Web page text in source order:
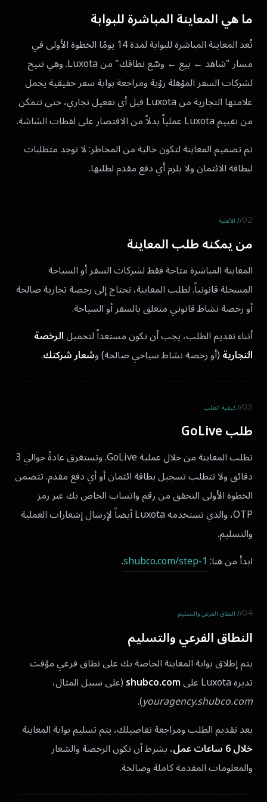
ما هي المعاينة المباشرة للبوابة
تُعد المعاينة المباشرة للبوابة لمدة 14 يومًا الخطوة الأولى في
مسار "شاهد ← بيع ← وسّع نطاقك" من Luxota. وهي تتيح
لشركات السفر المؤهلة رؤية ومراجعة بوابة سفر حقيقية يحمل
علامتها التجارية من Luxota قبل أي تفعيل تجاري، حتى تتمكن
من تقييم Luxota عملياً بدلاً من الاقتصار على لقطات الشاشة.
تم تصميم المعاينة لتكون خالية من المخاطر: لا توجد متطلبات
لبطاقة الائتمان ولا يلزم أي دفع مقدم لطلبها.
02// الأهلية
من يمكنه طلب المعاينة
المعاينة المباشرة متاحة فقط لشركات السفر أو السياحة
المسجلة قانونياً. لطلب المعاينة، تحتاج إلى رخصة تجارية صالحة
أو رخصة نشاط قانوني متعلق بالسفر أو السياحة.
أثناء تقديم الطلب، يجب أن تكون مستعداً لتحميلالرخصة
التجارية(أو رخصة نشاط سياحي صالحة) وشعار شركتك.
03// كيفية الطلب
طلب GoLive
تطلب المعاينة من خلال عملية GoLive. وتستغرق عادةً حوالي 3
دقائق ولا تتطلب تسجيل بطاقة ائتمان أو أي دفع مقدم. تتضمن
الخطوة الأولى التحقق من رقم واتساب الخاص بك عبر رمز
OTP، والذي تستخدمه Luxota أيضاً لإرسال إشعارات العملية
والتسليم.
ابدأ من هنا:shubco.com/step-1
.
04// النطاق الفرعي والتسليم
النطاق الفرعي والتسليم
يتم إطلاق بوابة المعاينة الخاصة بك على نطاق فرعي مؤقت
تديره Luxota على
shubco.com(على سبيل المثال،
youragency.shubco.com
).
بعد تقديم الطلب ومراجعة تفاصيلك، يتم تسليم بوابة المعاينة
خلال 6 ساعات عمل
، بشرط أن تكون الرخصة والشعار
والمعلومات المقدمة كاملة وصالحة.